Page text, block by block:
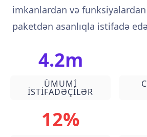
imkanlardan və
paketdən asanlıqla istifadə
4.2m
ÜMUMI
ISTIFADƏÇILƏR
12%